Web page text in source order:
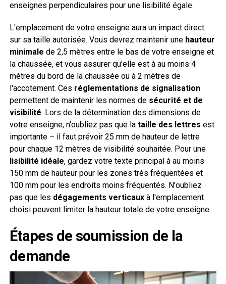
enseignes perpendiculaires pour une lisibilité égale.
L'emplacement de votre enseigne aura un impact direct
sur sa taille autorisée. Vous devrez maintenir une hauteur
minimale de 2,5 mètres entre le bas de votre enseigne et
la chaussée, et vous assurer qu'elle est à au moins 4
mètres du bord de la chaussée ou à 2 mètres de
l'accotement. Ces réglementations de signalisation
permettent de maintenir les normes de sécurité et de
visibilité. Lors de la détermination des dimensions de
votre enseigne, n'oubliez pas que la taille des lettres est
importante – il faut prévoir 25 mm de hauteur de lettre
pour chaque 12 mètres de visibilité souhaitée. Pour une
lisibilité idéale, gardez votre texte principal à au moins
150 mm de hauteur pour les zones très fréquentées et
100 mm pour les endroits moins fréquentés. N'oubliez
pas que les dégagements verticauxà l'emplacement
choisi peuvent limiter la hauteur totale de votre enseigne.
Étapes de soumission de la
demande